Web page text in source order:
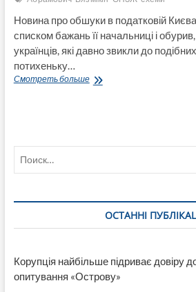
Новина про обшуки в податковій
списком бажань її начальниці і
українців, які давно звикли до
потихеньку…
Смотреть большеСліди
Абрамовича
поліцейського
ОСТАННІ
Корупція найбільше підриває довіру
опитування «Острову»